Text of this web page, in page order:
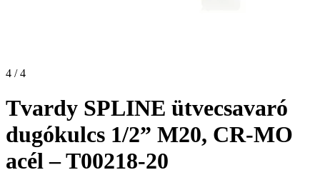
4 / 4
Tvardy SPLINE ütvecsavaró
dugókulcs 1/2” M20, CR-MO
acél – T00218-20